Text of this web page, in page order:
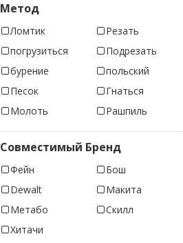
Метод
Ломтик
Резать
погрузиться
Подрезать
бурение
польский
Песок
Гнаться
Молоть
Рашпиль
Совместимый Бренд
Фейн
Бош
Dewalt
Макита
Метабо
Скилл
Хитачи